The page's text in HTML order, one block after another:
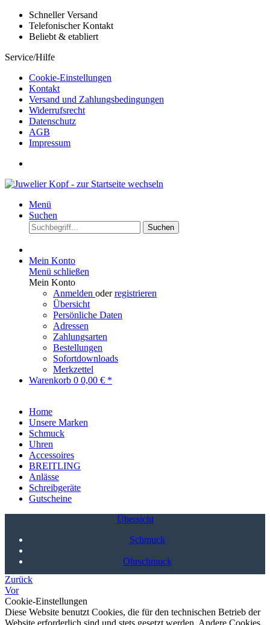
Schneller Versand
Telefonischer Kontakt
Beliebt & etabliert
Service/Hilfe
Cookie-Einstellungen
Kontakt
Versand und Zahlungsbedingungen
Widerrufsrecht
Datenschutz
AGB
Impressum
Menü
Suchen
Suchen
Mein Konto
Menü schließen
Mein Konto
Anmelden oderregistrieren
Übersicht
Persönliche Daten
Adressen
Zahlungsarten
Bestellungen
Sofortdownloads
Merkzettel
Warenkorb 0 0,00 € *
Home
Unsere Marken
Schmuck
Uhren
Accessoires
BREITLING
Anlässe
Schreibgeräte
Gutscheine
Übersicht
Schmuck
Ohrschmuck
Zurück
Vor
Cookie-Einstellungen
Diese Website benutzt Cookies, die für den technischen Betrieb der
Website erforderlich sind und stets gesetzt werden. Andere Cookies,